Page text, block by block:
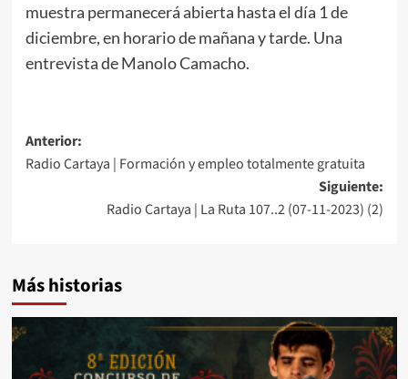
muestra permanecerá abierta hasta el día 1 de
diciembre, en horario de mañana y tarde. Una
entrevista de Manolo Camacho.
Anterior:
Radio Cartaya | Formación y empleo totalmente gratuita
Siguiente:
Radio Cartaya | La Ruta 107..2 (07-11-2023) (2)
Más historias